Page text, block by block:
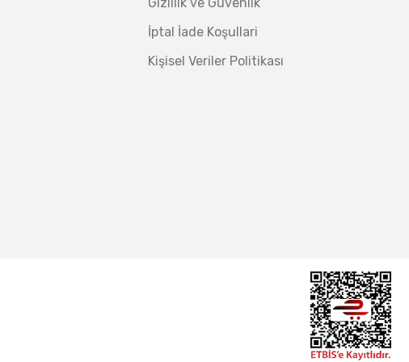
İptal İade Koşullari
Kişisel Veriler Politikası